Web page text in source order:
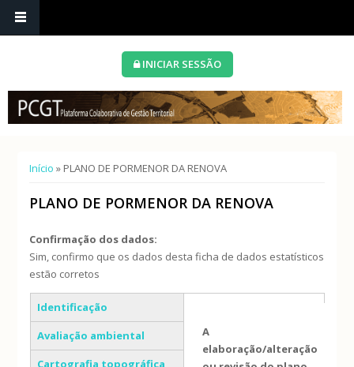
INICIAR SESSÃO
Está aqui
Início » PLANO DE PORMENOR DA RENOVA
PLANO DE PORMENOR DA RENOVA
Confirmação dos dados:
Sim, confirmo que os dados desta ficha de dados estatísticos
estão corretos
Separadores verticais
Identificação
Avaliação ambiental
Cartografia topográfica
A
elaboração/alteração